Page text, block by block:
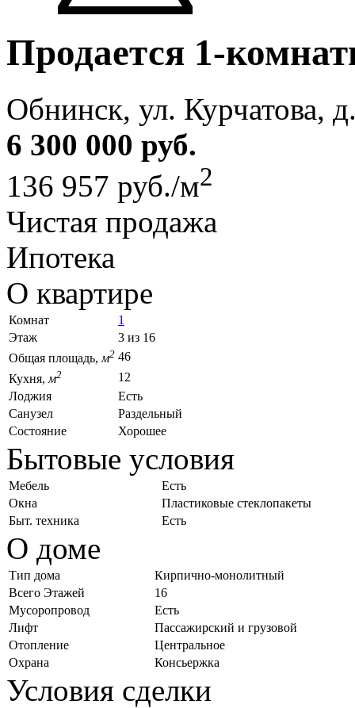
Продается 1-
Обнинск, ул. Курчатова,
6 300 000 руб.
136 957 руб./м2
Чистая продажа
Ипотека
О квартире
Комнат
1
Этаж
3 из 16
Общая площадь, м2 46
Кухня, м2
12
Лоджия
Есть
Санузел
Раздельный
Состояние
Хорошее
Бытовые условия
Мебель
Есть
Окна
Пластиковые стеклопакеты
Быт. техника
Есть
О доме
Тип дома
Кирпично-монолитный
Всего Этажей
16
Мусоропровод
Есть
Лифт
Пассажирский и грузовой
Отопление
Центральное
Охрана
Консьержка
Условия сделки